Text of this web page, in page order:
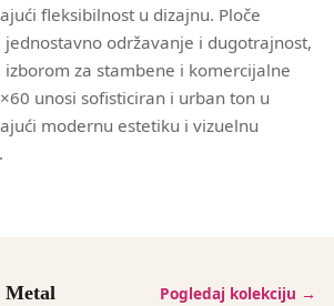
fleksibilnost u dizajnu. Ploče
održavanje i dugotrajnost,
za stambene i komercijalne
unosi sofisticiran i urban ton u
modernu estetiku i vizuelnu
Metal Pogledaj kolekciju →